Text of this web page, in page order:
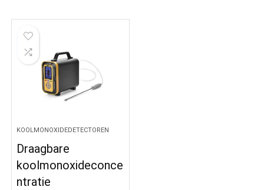
KOOLMONOXIDEDETECTOREN
Draagbare
koolmonoxideconce
ntratie